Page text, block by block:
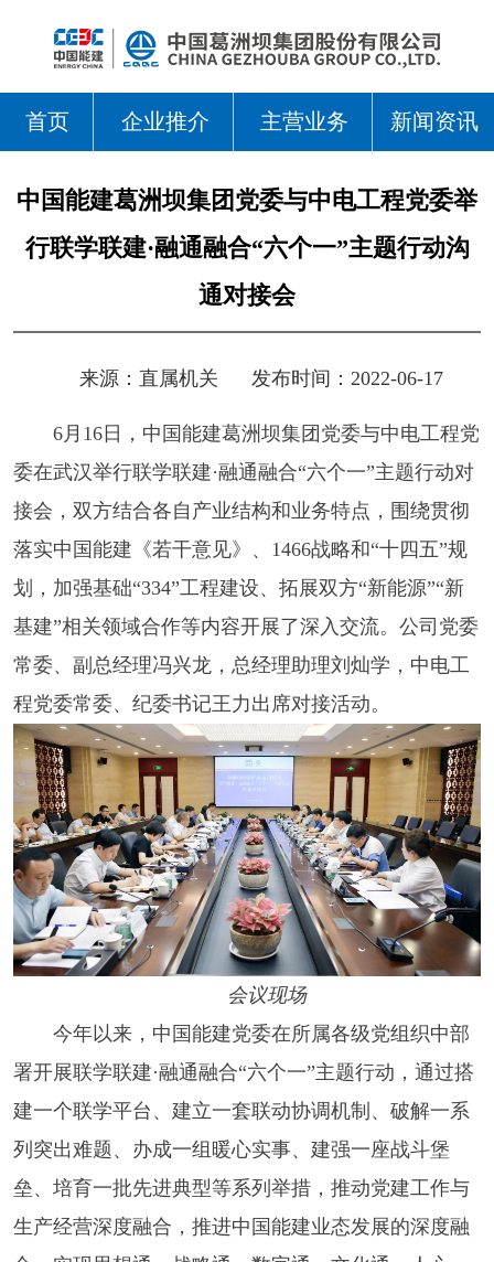
首页 企业推介 主营业务 新闻资讯
中国能建葛洲坝集团党委与中电工程党委举
行联学联建·融通融合“六个一”主题行动沟
通对接会
来源： 直属机关 发布时间：2022-06-17
6月16日，中国能建葛洲坝集团党委与中电工程党
委在武汉举行联学联建·融通融合“六个一”主题行动对
接会，双方结合各自产业结构和业务特点，围绕贯彻
落实中国能建《若干意见》、1466战略和“十四五”规
划，加强基础“334”工程建设、拓展双方“新能源”“新
基建”相关领域合作等内容开展了深入交流。公司党委
常委、副总经理冯兴龙，总经理助理刘灿学，中电工
程党委常委、纪委书记王力出席对接活动。
会议现场
今年以来，中国能建党委在所属各级党组织中部
署开展联学联建·融通融合“六个一”主题行动，通过搭
建一个联学平台、建立一套联动协调机制、破解一系
列突出难题、办成一组暖心实事、建强一座战斗堡
垒、培育一批先进典型等系列举措，推动党建工作与
生产经营深度融合，推进中国能建业态发展的深度融